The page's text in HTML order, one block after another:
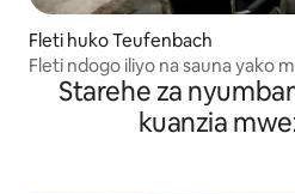
Fleti huko Teufenbach
Fleti ndogo iliyo na sauna yako
Starehe za
kuanzia